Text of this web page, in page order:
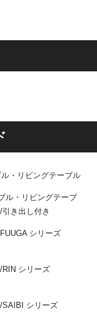
・リビングテーブル
ル・リビングテーブ
引き出し付き
シリーズ
RIN シリーズ
SAIBI シリーズ